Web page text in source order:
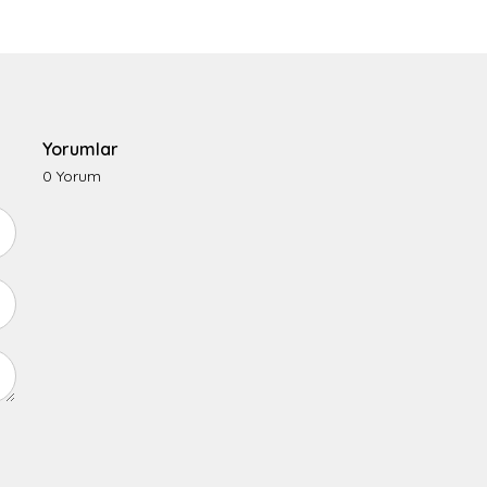
Yorumlar
0 Yorum